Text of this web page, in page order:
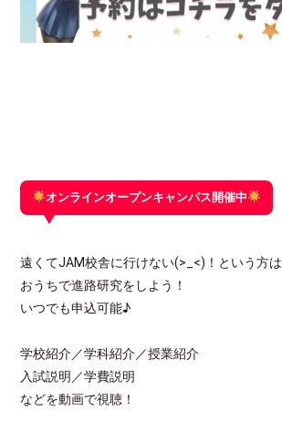
オンラインオープンキャンパス開催中
遠くてJAM校舎に行けない(>_<)！という方は
おうちで進路研究をしよう！
いつでも申込可能♪
学校紹介／学科紹介／授業紹介
入試説明／学費説明
などを動画で視聴！